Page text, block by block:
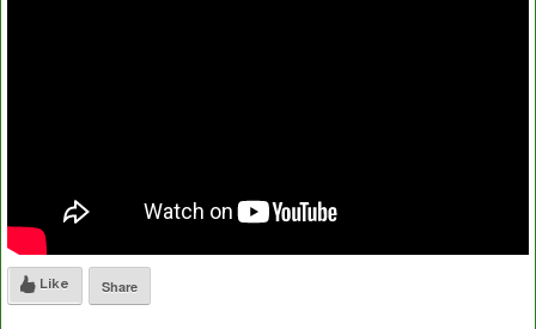
Like Share